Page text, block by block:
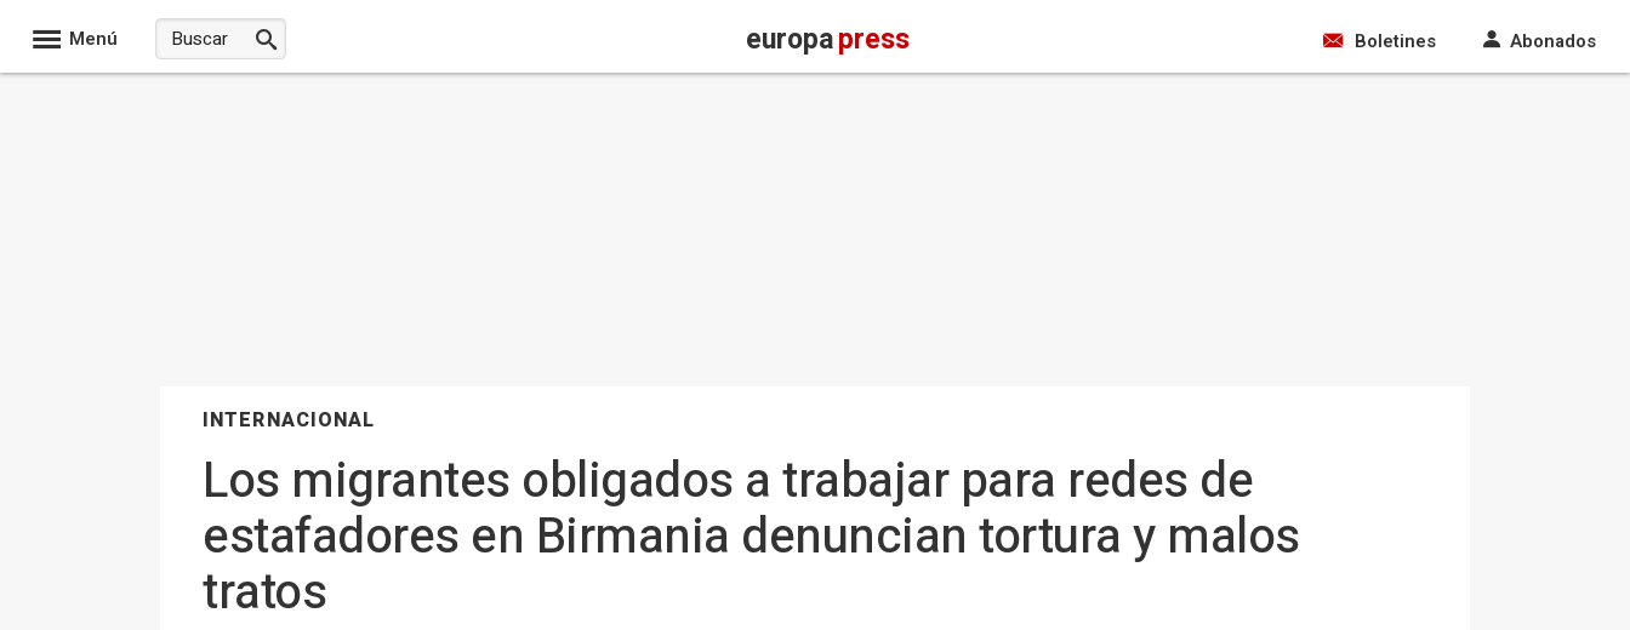
Menú europapress Boletines Abonados
INTERNACIONAL
Los migrantes obligados a trabajar para redes de
estafadores en Birmania denuncian tortura y malos
tratos